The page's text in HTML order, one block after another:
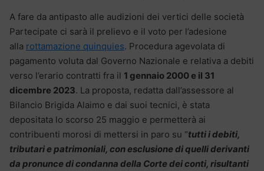
A fare da antipasto alle audizioni dei vertici delle società
Partecipate ci sarà il prelievo e il voto per l’adesione
alla rottamazione quinquies. Procedura agevolata di
pagamento voluta dal Governo Nazionale e relativa a debiti
verso l’erario contratti fra il 1 gennaio 2000 e il 31
dicembre 2023. La proposta, redatta dall’assessore al
Bilancio Brigida Alaimo e dai suoi tecnici, è stata
depositata lo scorso 25 maggio e permetterà ai
contribuenti morosi di mettersi in paro su “tutti i debiti,
tributari e patrimoniali, con esclusione di quelli derivanti
da pronunce di condanna della Corte dei conti, risultanti